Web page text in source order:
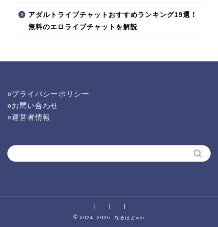
アダルトライブチャットおすすめランキング19選！
無料のエロライブチャットを解説
»プライバシーポリシー
»お問い合わせ
»運営者情報
2024–2026 なるほどwifi